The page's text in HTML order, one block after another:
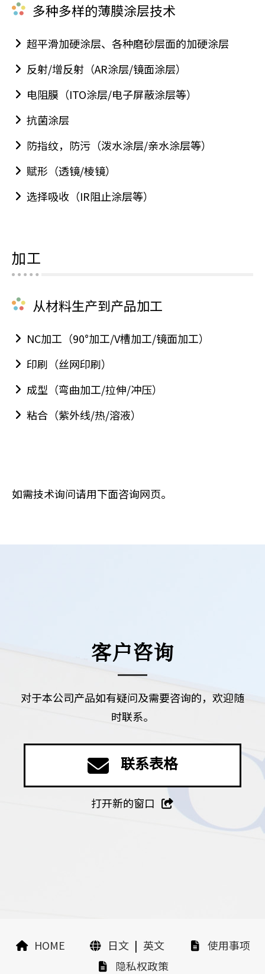
多种多样的薄膜涂层技术
超平滑加硬涂层、各种磨砂层面的加硬涂层
反射/增反射（AR涂层/镜面涂层）
电阻膜（ITO涂层/电子屏蔽涂层等）
抗菌涂层
防指纹，防污（泼水涂层/亲水涂层等）
赋形（透镜/棱镜）
选择吸收（IR阻止涂层等）
加工
从材料生产到产品加工
NC加工（90°加工/V槽加工/镜面加工）
印刷（丝网印刷）
成型（弯曲加工/拉伸/冲压）
粘合（紫外线/热/溶液）
如需技术询问请用下面咨询网页。
客户咨询
对于本公司产品如有疑问及需要咨询的，欢迎随
时联系。
联系表格
打开新的窗口
HOME 日文 | 英文
使用事项
隐私权政策